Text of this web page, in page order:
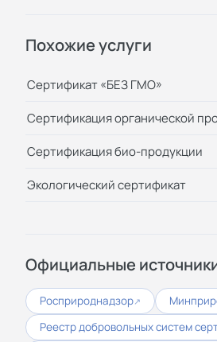
Похожие услуги
Сертификат «БЕЗ ГМО»
Сертификация органической
Сертификация био-продукции
Экологический сертификат
Официальные
Росприроднадзор↗
Реестр добровольных систем